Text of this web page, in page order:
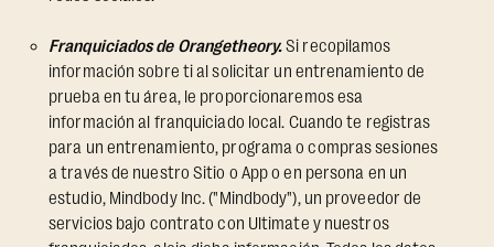
Franquiciados de Orangetheory.Si recopilamos
información sobre ti al solicitar un entrenamiento de
prueba en tu área, le proporcionaremos esa
información al franquiciado local. Cuando te registras
para un entrenamiento, programa o compras sesiones
a través de nuestro Sitio o App o en persona en un
estudio, Mindbody Inc. ("Mindbody"), un proveedor de
servicios bajo contrato con Ultimate y nuestros